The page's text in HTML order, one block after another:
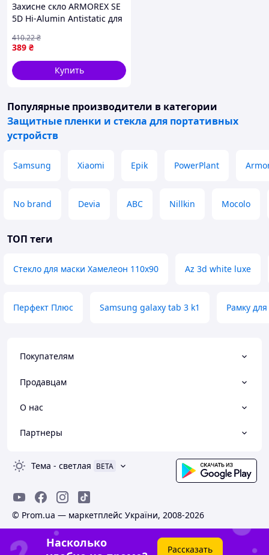
Захисне скло ARMOREX SE
5D Hi-Alumin Antistatic для
Чорний (17016149)
389 ₴
410.22₴
Купить
Популярные производители в категории
Защитные пленки и стекла для портативных
устройств
Samsung Xiaomi Epik PowerPlant
No brand Devia ABC Nillkin Mocolo
ТОП теги
Стекло для маски Хамелеон 110x90 Az 3d white luxe
Перфект Плюс Samsung galaxy tab 3 k1 Рамку
Покупателям
Продавцам
О нас
Партнеры
Тема - светлая BETA
© Prom.ua — маркетплейс України, 2008-2026
Насколько
Рассказать